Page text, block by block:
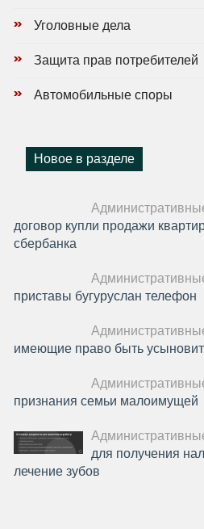
Уголовные дела
Защита прав потребителей
Автомобильные споры
Новое в разделе
договор купли продажи
сбербанка
приставы бугуруслан телефон
имеющие право быть
признания семьи малоимущей
для получения
лечение зубов